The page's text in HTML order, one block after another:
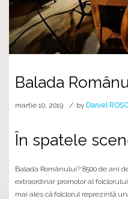
Balada
martie 10, 2019 by Daniel
În spatele
Balada Românului? 8500 de ani
extraordinar promotor al
mai ales că folclorul reprezintă